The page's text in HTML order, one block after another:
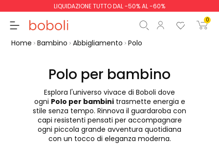
LIQUIDAZIONE TUTTO DAL -50% AL -60%
0
Totale parziale
Totale 0,00 €
Continua Inizio ordine
Home Bambino Abbigliamento Polo
Polo per bambino
Esplora l'universo vivace di Boboli dove
ogni Polo per bambinitrasmette energia e
stile senza tempo. Rinnova il guardaroba con
capi resistenti pensati per accompagnare
ogni piccola grande avventura quotidiana
con un tocco di eleganza moderna.